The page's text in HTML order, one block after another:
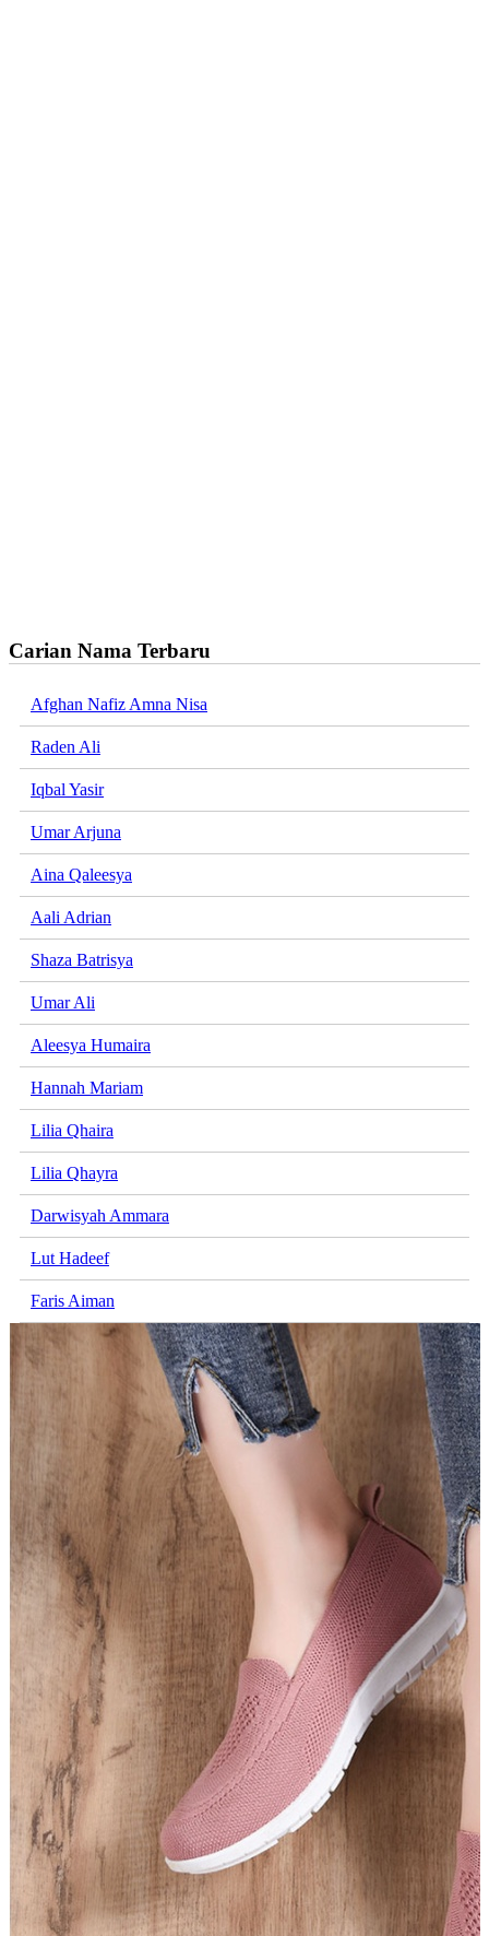
Carian Nama Terbaru
Afghan Nafiz Amna Nisa
Raden Ali
Iqbal Yasir
Umar Arjuna
Aina Qaleesya
Aali Adrian
Shaza Batrisya
Umar Ali
Aleesya Humaira
Hannah Mariam
Lilia Qhaira
Lilia Qhayra
Darwisyah Ammara
Lut Hadeef
Faris Aiman